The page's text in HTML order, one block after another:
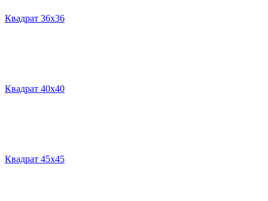
Квадрат 36х36
Квадрат 40х40
Квадрат 45х45